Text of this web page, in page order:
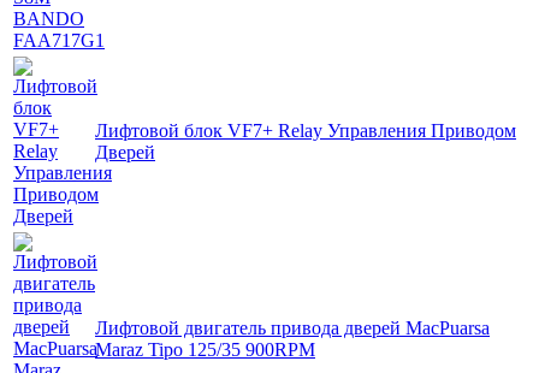
Лифтовой блок VF7+ Relay Управления Приводом
Дверей
Лифтовой двигатель привода дверей MacPuarsa
Maraz Tipo 125/35 900RPM